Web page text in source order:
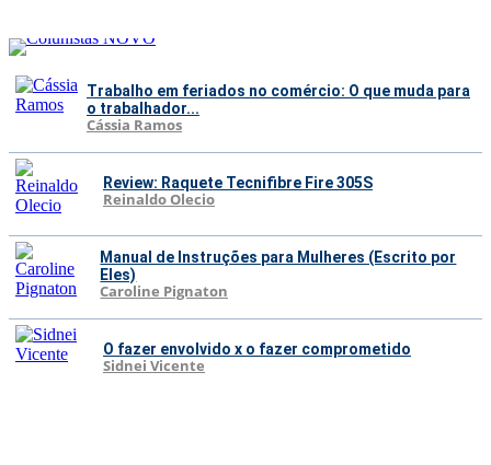
Trabalho em feriados no comércio: O que muda para
o trabalhador...
Cássia Ramos
Review: Raquete Tecnifibre Fire 305S
Reinaldo Olecio
Manual de Instruções para Mulheres (Escrito por
Eles)
Caroline Pignaton
O fazer envolvido x o fazer comprometido
Sidnei Vicente